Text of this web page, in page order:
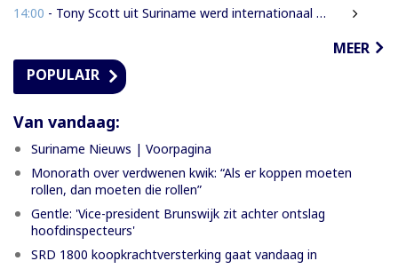
14:00 - Tony Scott uit Suriname werd internationaal bekend door zijn hiphouse muziek
MEER
POPULAIR
Van vandaag:
Suriname Nieuws | Voorpagina
Monorath over verdwenen kwik: “Als er koppen moeten
rollen, dan moeten die rollen”
Gentle: 'Vice-president Brunswijk zit achter ontslag
hoofdinspecteurs'
SRD 1800 koopkrachtversterking gaat vandaag in